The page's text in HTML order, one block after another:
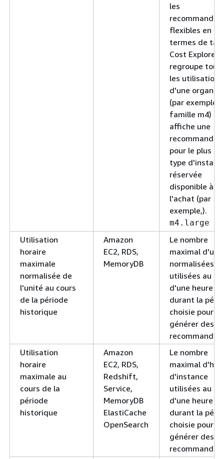
les
flexibles en
termes de
Cost Explorer
regroupe
les utilisations
d'une
(par exemple,
famille m4) et
affiche une
pour le plus
type
réservée
disponible à
l'achat (par
exemple,).
m4.large
Utilisation
horaire
maximale
normalisée de
l'unité au cours
de la période
historique
Amazon
EC2, RDS,
MemoryDB
Le nombre
maximal
normalisées
utilisées au
d'une heure
durant la
choisie pour
générer des
Utilisation
horaire
maximale au
cours de la
période
historique
Amazon
EC2, RDS,
Redshift,
Service,
MemoryDB
ElastiCache
OpenSearch
Le nombre
maximal
d'instance
utilisées au
d'une heure
durant la
choisie pour
générer des